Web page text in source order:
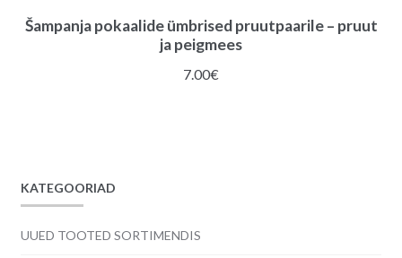
Šampanja pokaalide ümbrised pruutpaarile – pruut
ja peigmees
7.00€
KATEGOORIAD
UUED TOOTED SORTIMENDIS